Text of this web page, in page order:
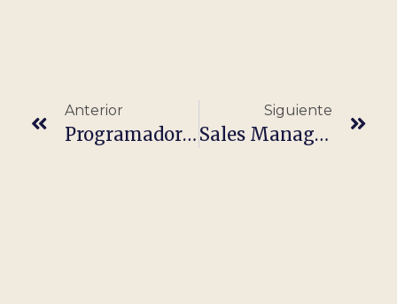
Anterior
Programador .NET – Junior – Teletrabajo
Siguiente
Sales Manager (AAPP)